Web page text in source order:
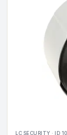
LC SECURITY · ID